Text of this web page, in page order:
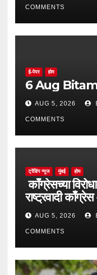
COMMENTS
ई-पेपर होम
6 Aug
AUG 5, 2026
COMMENTS
ट्रेंडिंग न्यूज मुंबई होम
काँग्रेसच्या
राष्ट्रवादी
AUG 5, 2026
COMMENTS